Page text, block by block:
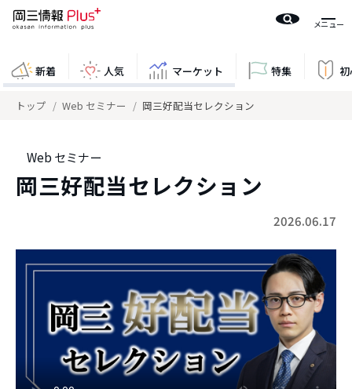
新着 人気 マーケット 特集
トップ Web セミナー 岡三好配当セレクション
Web セミナー
岡三好配当セレクション
2026.06.17